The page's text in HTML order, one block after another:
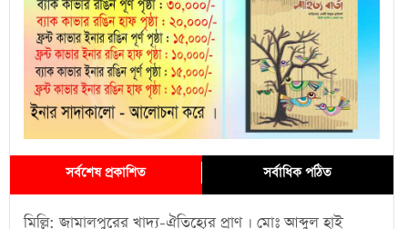
সর্বশেষ প্রকাশিত সর্বাধিক পঠিত
মিল্লি: জামালপুরের খাদ্য-ঐতিহ্যের প্রাণ । মোঃ আব্দুল হাই